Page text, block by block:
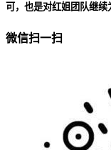
可，也是对红姐团队继续
微信扫一扫